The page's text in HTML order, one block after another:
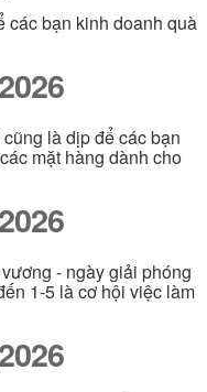
các bạn kinh doanh quà
là dịp để các bạn
mặt hàng dành cho
- ngày giải phóng
1-5 là cơ hội việc làm